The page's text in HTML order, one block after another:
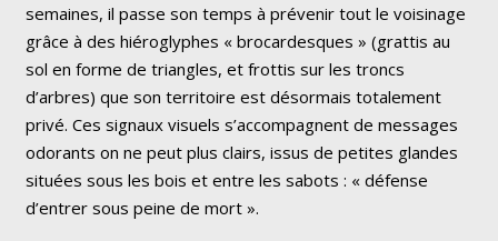
semaines, il passe son temps à prévenir tout le voisinage
grâce à des hiéroglyphes « brocardesques » (grattis au
sol en forme de triangles, et frottis sur les troncs
d’arbres) que son territoire est désormais totalement
privé. Ces signaux visuels s’accompagnent de messages
odorants on ne peut plus clairs, issus de petites glandes
situées sous les bois et entre les sabots : « défense
d’entrer sous peine de mort ».